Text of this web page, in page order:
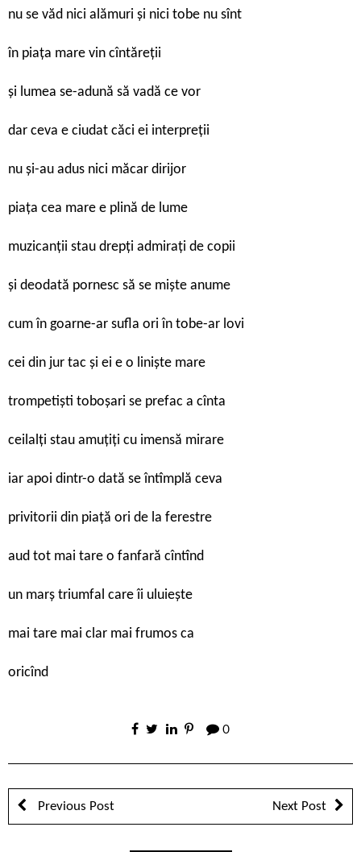
nu se văd nici alămuri și nici tobe nu sînt
în piața mare vin cîntăreții
și lumea se-adună să vadă ce vor
dar ceva e ciudat căci ei interpreții
nu și-au adus nici măcar dirijor
piața cea mare e plină de lume
muzicanții stau drepți admirați de copii
și deodată pornesc să se miște anume
cum în goarne-ar sufla ori în tobe-ar lovi
cei din jur tac și ei e o liniște mare
trompetiști toboșari se prefac a cînta
ceilalți stau amuțiți cu imensă mirare
iar apoi dintr-o dată se întîmplă ceva
privitorii din piață ori de la ferestre
aud tot mai tare o fanfară cîntînd
un marș triumfal care îi uluiește
mai tare mai clar mai frumos ca
oricînd
0
Previous Post Next Post